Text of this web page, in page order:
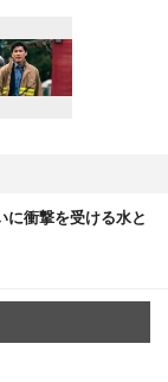
に衝撃を受ける水と